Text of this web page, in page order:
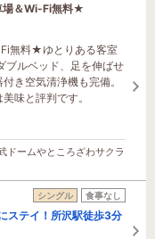
場＆Wi-Fi無料★
無料★ゆとりある客室
ブルベッド、足を伸ばせ
き空気清浄機も完備。
味と評判です。
ドームやところざわサクラ
シングル 食事なし
ステイ！所沢駅徒歩3分